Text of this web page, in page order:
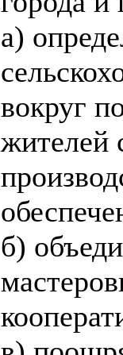
а)
вокруг
жителей
б)